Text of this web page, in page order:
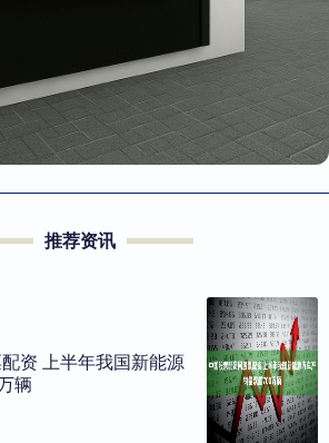
推荐资讯
资 上半年我国新能源
辆